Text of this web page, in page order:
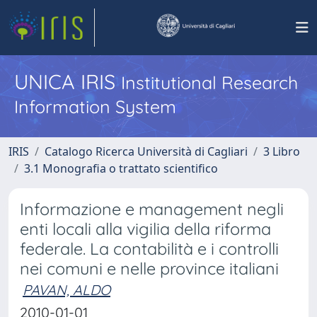
UNICA IRISInstitutional Research
Information System
IRIS Catalogo Ricerca Università di Cagliari
3 Libro
3.1 Monografia o trattato scientifico
Informazione e management negli
enti locali alla vigilia della riforma
federale. La contabilità e i controlli
nei comuni e nelle province italiani
PAVAN, ALDO
2010-01-01